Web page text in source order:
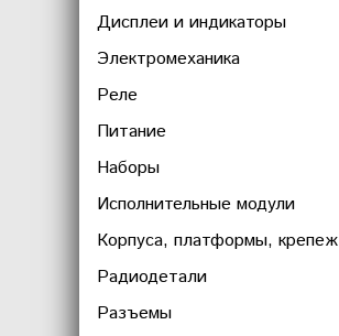
Дисплеи и индикаторы
Электромеханика
Реле
Питание
Наборы
Исполнительные модули
Корпуса, платформы, крепеж
Радиодетали
Разъемы